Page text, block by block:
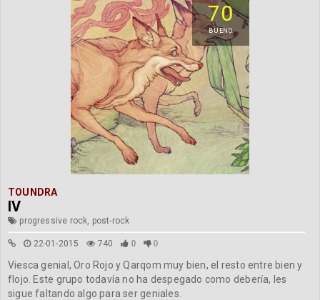
70
BUENO
TOUNDRA
IV
progressive rock, post-rock
22-01-2015 740 0 0
Viesca genial, Oro Rojo y Qarqom muy bien, el resto entre bien y
flojo. Este grupo todavía no ha despegado como debería, les
sigue faltando algo para ser geniales.